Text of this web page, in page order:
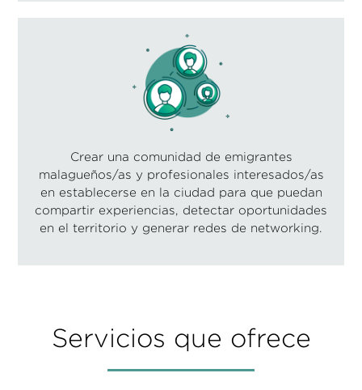
Crear una comunidad de emigrantes
malagueños/as y profesionales interesados/as
en establecerse en la ciudad para que puedan
compartir experiencias, detectar oportunidades
en el territorio y generar redes de networking.
Servicios que ofrece